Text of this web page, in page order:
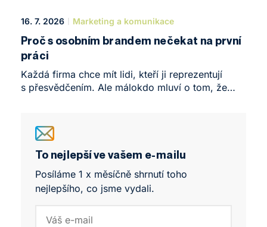
jak nastartovat kariéru nebo posunout vlastní
kdy se nároky na odborné znalosti – zejména
v oblastech, jako jsou daně, účetnictví
a podnikové finance – mění bezprecedentním
tempem. Formální vzdělání úzce spojené
přetavit ve vyšší finanční ohodnocení.
16. 7. 2026 Marketing a komunikace
Proč s osobním brandem nečekat na první
práci
Každá firma chce mít lidi, kteří ji reprezentují
s přesvědčením. Ale málokdo mluví o tom, že
na NEWTON University jsme právě tohle zkoušeli
se studenty Business Leadership Programu. A
výsledky mě překvapily.
To nejlepší ve vašem e-mailu
Posíláme 1 x měsíčně shrnutí toho
nejlepšího, co jsme vydali.